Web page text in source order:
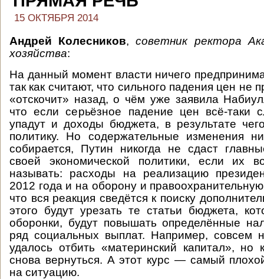
15 ОКТЯБРЯ 2014
Андрей Колесников,советник ректора
хозяйства:
На данный момент власти ничего
так как считают, что сильного падения цен не
«отскочит» назад, о чём уже заявила
что если серьёзное падение цен всё-таки
упадут и доходы бюджета, в результате
политику. Но содержательные изменения
собирается, Путин никогда не сдаст
своей экономической политики, если их
называть: расходы на реализацию
2012 года и на оборону и
что вся реакция сведётся к поиску
этого будут урезать те статьи бюджета,
оборонки, будут повышать определённые
ряд социальных выплат. Например, совсем
удалось отбить «материнский капитал», но
снова вернуться. А этот курс — самый
на ситуацию.